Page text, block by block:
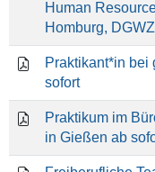
Human
Homburg, DGWZ
Praktikant*in bei
sofort
Praktikum im
in Gießen ab